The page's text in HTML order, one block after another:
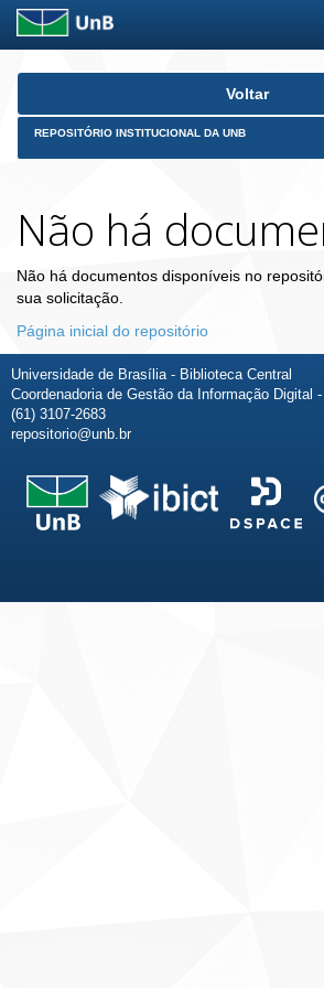
Skip
Voltar
REPOSITÓRIO INSTITUCIONAL DA UNB
Não há
Não há documentos disponíveis no
sua solicitação.
Página inicial do repositório
Universidade de Brasília - Biblioteca Central
Coordenadoria de Gestão da Informação Digital
(61) 3107-2683
repositorio@unb.br